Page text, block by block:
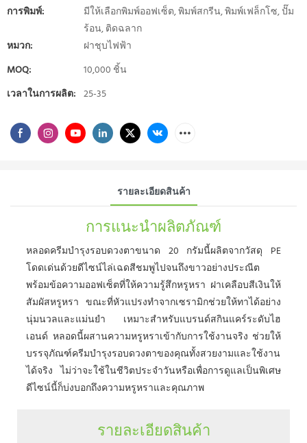
การพิมพ์:
มีให้เลือกพิมพ์ออฟเซ็ต, พิมพ์สกรีน, พิมพ์เฟล็กโซ, ปั๊ม
ร้อน, ติดฉลาก
หมวก:
ฝาชุบไฟฟ้า
MOQ:
10,000 ชิ้น
เวลาในการผลิต: 25-35
รายละเอียดสินค้า
การแนะนำผลิตภัณฑ์
หลอดครีมบำรุงรอบดวงตาขนาด 20 กรัมนี้ผลิตจากวัสดุ PE
โดดเด่นด้วยดีไซน์ไล่เฉดสีชมพูไปจนถึงขาวอย่างประณีต
พร้อมข้อความออฟเซ็ตที่ให้ความรู้สึกหรูหรา ฝาเคลือบสีเงินให้
สัมผัสหรูหรา ขณะที่หัวแปรงทำจากเซรามิกช่วยให้ทาได้อย่าง
นุ่มนวลและแม่นยำ เหมาะสำหรับแบรนด์สกินแคร์ระดับไฮ
เอนด์ หลอดนี้ผสานความหรูหราเข้ากับการใช้งานจริง ช่วยให้
บรรจุภัณฑ์ครีมบำรุงรอบดวงตาของคุณทั้งสวยงามและใช้งาน
ได้จริง ไม่ว่าจะใช้ในชีวิตประจำวันหรือเพื่อการดูแลเป็นพิเศษ
ดีไซน์นี้ก็บ่งบอกถึงความหรูหราและคุณภาพ
รายละเอียดสินค้า